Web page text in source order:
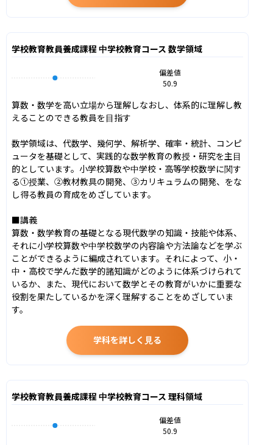
学校教育教員養成課程 中学校教育コース 数学領域
偏差値
50.9
算数・数学を高い立場から理解しなおし、体系的に理解し教
えることのできる教員を目指す
数学領域は、代数学、幾何学、解析学、確率・統計、コンピ
ュータを基礎として、実践的な数学教育の教授・研究を主目
的としています。小学校算数や中学校・高等学校数学に関す
る①授業、②教材教具の開発、③カリキュラムの開発、をな
し得る教員の育成をめざしています。
■講義
算数・数学教育の基礎となる現代数学の知識・技能や体系、
それに小学校算数や中学校数学の内容論や方法論などを学ぶ
ことができるように編成されています。それによって、小・
中・高校で学んだ数学的諸知識がどのように体系づけられて
いるか、また、現代において数学とその教育がいかに重要な
役割を果たしているかを深く理解することをめざしていま
す。
学科を詳しく見る
学校教育教員養成課程 中学校教育コース 理科領域
偏差値
50.9